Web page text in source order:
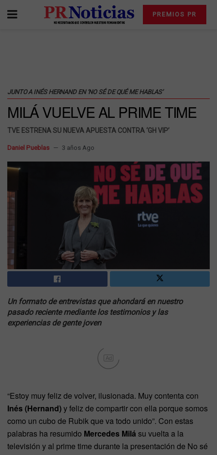
PREMIOS PR
JUNTO A INÉS HERNAND EN ‘NO SÉ DE QUÉ ME HABLAS’
MILÁ VUELVE AL PRIME TIME
TVE ESTRENA SU NUEVA APUESTA CONTRA ‘GH VIP’
Daniel Pueblas 3 años Ago
Un formato de entrevistas que ahondará en nuestro
pasado reciente mediante los testimonios y las
experiencias de gente joven
Ad
“Estoy muy feliz de volver, ilusionada. Muy contenta con
Inés (Hernand)y feliz de compartir con ella porque somos
como un cubo de Rubik que va todo unido”. Con estas
palabras ha resumido Mercedes Milá su vuelta a la
televisión y al prime time durante la presentación de No sé